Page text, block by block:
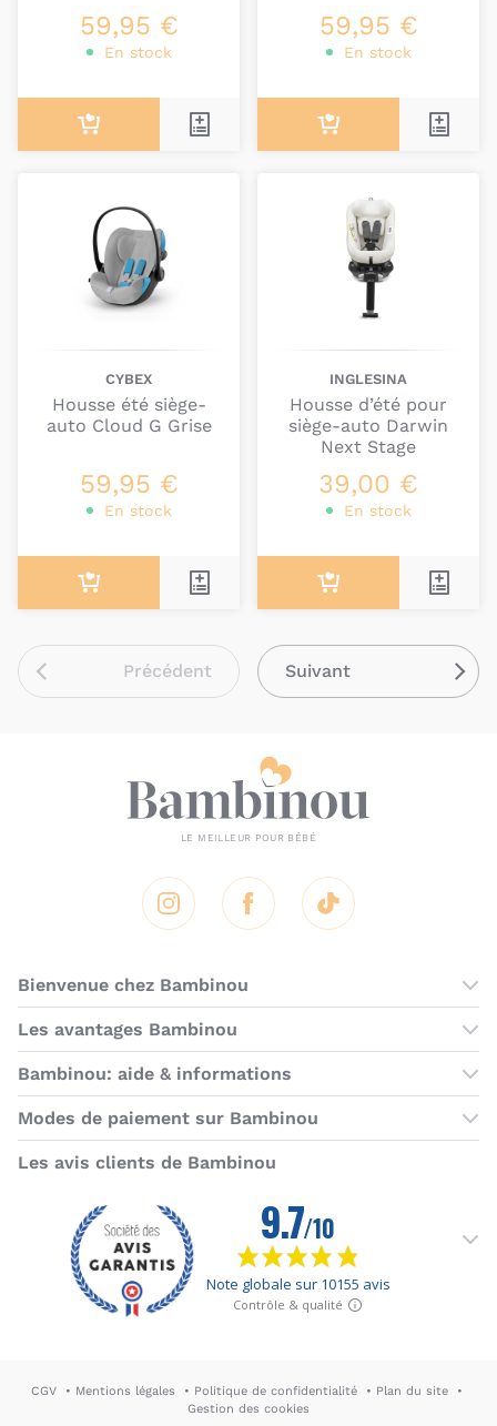
59,95 €
En stock
59,95 €
En stock
CYBEX
Housse été siège-
auto Cloud G Grise
59,95 €
En stock
INGLESINA
Housse d’été pour
siège-auto Darwin
Next Stage
39,00 €
En stock
Précédent Suivant
Instagram Facebook Tik Tok
Bienvenue chez Bambinou
Les boutiques Bambinou
Boutique Bambinou Paris
Boutique Bambinou Toulouse
L'équipe Bambinou
Les avantages Bambinou
Bons plans Bambinou
Cartes cadeaux
Programme de fidélité
Bambinou: aide & informations
Contactez-nous
Horaires du service client
Foire aux questions
Livraisons et retours
Moyens de paiement
Dictionnaire de la puériculture
Rétractation
Modes de paiement sur Bambinou
Les avis clients de Bambinou
CGV Mentions légales Politique de confidentialité
Plan du site
Gestion des cookies